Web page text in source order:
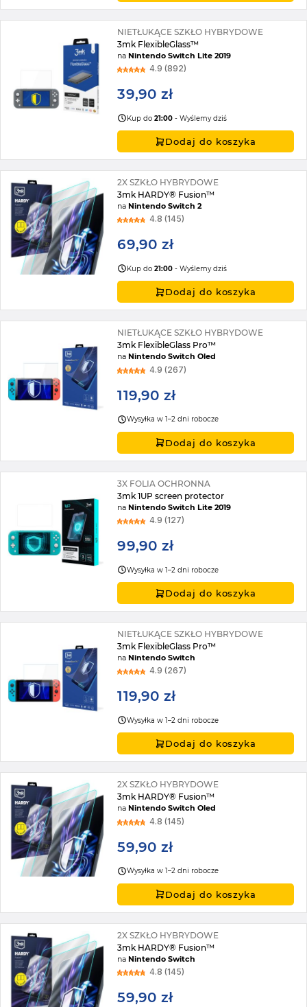
NIETŁUKĄCE SZKŁO HYBRYDOWE
3mk FlexibleGlass™
naNintendo Switch Lite 2019
4.9 (892)
39,90 zł
Kup do21:00 - Wyślemy dziś
Dodaj do koszyka
2X SZKŁO HYBRYDOWE
3mk HARDY® Fusion™
naNintendo Switch 2
4.8 (145)
69,90 zł
Kup do21:00 - Wyślemy dziś
Dodaj do koszyka
NIETŁUKĄCE SZKŁO HYBRYDOWE
3mk FlexibleGlass Pro™
naNintendo Switch Oled
4.9 (267)
119,90 zł
Wysyłka w 1–2 dni robocze
Dodaj do koszyka
3X FOLIA OCHRONNA
3mk 1UP screen protector
naNintendo Switch Lite 2019
4.9 (127)
99,90 zł
Wysyłka w 1–2 dni robocze
Dodaj do koszyka
NIETŁUKĄCE SZKŁO HYBRYDOWE
3mk FlexibleGlass Pro™
naNintendo Switch
4.9 (267)
119,90 zł
Wysyłka w 1–2 dni robocze
Dodaj do koszyka
2X SZKŁO HYBRYDOWE
3mk HARDY® Fusion™
naNintendo Switch Oled
4.8 (145)
59,90 zł
Wysyłka w 1–2 dni robocze
Dodaj do koszyka
2X SZKŁO HYBRYDOWE
3mk HARDY® Fusion™
naNintendo Switch
4.8 (145)
59,90 zł